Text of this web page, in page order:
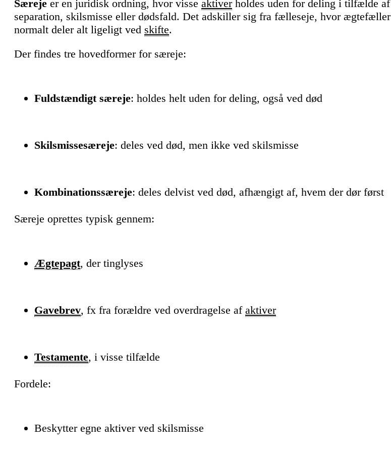
Særeje er en juridisk ordning, hvor visse aktiverholdes uden for deling i tilfælde af
separation, skilsmisse eller dødsfald. Det adskiller sig fra fælleseje, hvor ægtefæller
normalt deler alt ligeligt ved skifte.
Der findes tre hovedformer for særeje:
Fuldstændigt særeje: holdes helt uden for deling, også ved død
Skilsmissesæreje: deles ved død, men ikke ved skilsmisse
Kombinationssæreje: deles delvist ved død, afhængigt af, hvem der dør først
Særeje oprettes typisk gennem:
Ægtepagt, der tinglyses
Gavebrev, fx fra forældre ved overdragelse af aktiver
Testamente, i visse tilfælde
Fordele:
Beskytter egne aktiver ved skilsmisse